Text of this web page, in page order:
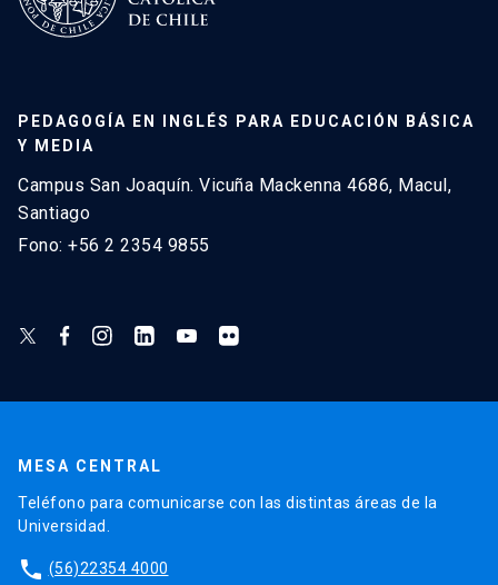
PEDAGOGÍA EN INGLÉS PARA EDUCACIÓN BÁSICA
Y MEDIA
Campus San Joaquín. Vicuña Mackenna 4686, Macul,
Santiago
Fono: +56 2 2354 9855
MESA CENTRAL
Teléfono para comunicarse con las distintas áreas de la
Universidad.
phone (56)22354 4000